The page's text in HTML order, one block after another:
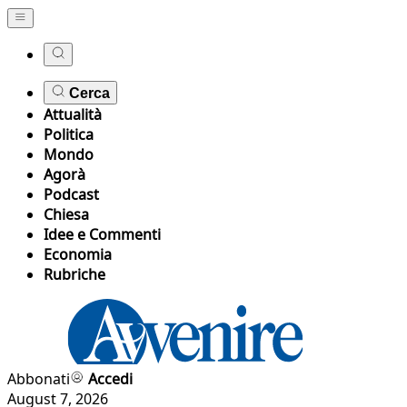
Cerca
Attualità
Politica
Mondo
Agorà
Podcast
Chiesa
Idee e Commenti
Economia
Rubriche
Abbonati
Accedi
August 7, 2026